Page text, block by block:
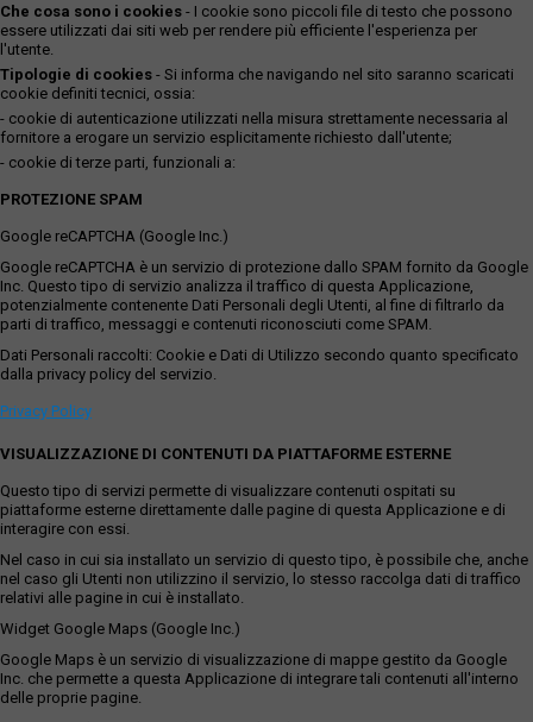
Che cosa sono i cookies - I cookie sono piccoli file di testo che possono
essere utilizzati dai siti web per rendere più efficiente l'esperienza per
l'utente.
Tipologie di cookies - Si informa che navigando nel sito saranno scaricati
cookie definiti tecnici, ossia:
- cookie di autenticazione utilizzati nella misura strettamente necessaria al
fornitore a erogare un servizio esplicitamente richiesto dall'utente;
- cookie di terze parti, funzionali a:
PROTEZIONE SPAM
Google reCAPTCHA (Google Inc.)
Google reCAPTCHA è un servizio di protezione dallo SPAM fornito da Google
Inc. Questo tipo di servizio analizza il traffico di questa Applicazione,
potenzialmente contenente Dati Personali degli Utenti, al fine di filtrarlo da
parti di traffico, messaggi e contenuti riconosciuti come SPAM.
Dati Personali raccolti: Cookie e Dati di Utilizzo secondo quanto specificato
dalla privacy policy del servizio.
Privacy Policy
VISUALIZZAZIONE DI CONTENUTI DA PIATTAFORME ESTERNE
Questo tipo di servizi permette di visualizzare contenuti ospitati su
piattaforme esterne direttamente dalle pagine di questa Applicazione e di
interagire con essi.
Nel caso in cui sia installato un servizio di questo tipo, è possibile che, anche
nel caso gli Utenti non utilizzino il servizio, lo stesso raccolga dati di traffico
relativi alle pagine in cui è installato.
Widget Google Maps (Google Inc.)
Google Maps è un servizio di visualizzazione di mappe gestito da Google
Inc. che permette a questa Applicazione di integrare tali contenuti all'interno
delle proprie pagine.